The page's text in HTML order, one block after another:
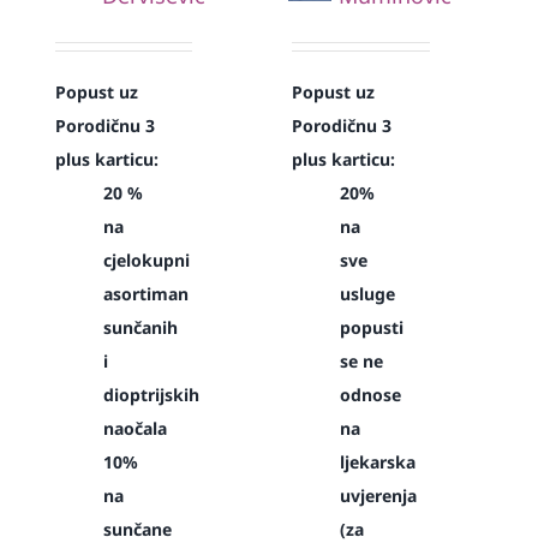
Popust uz
Porodičnu 3
plus karticu:
20 %
na
cjelokupni
asortiman
sunčanih
i
dioptrijskih
naočala
10%
na
sunčane
Popust uz
Porodičnu 3
plus karticu:
20%
na
sve
usluge
popusti
se ne
odnose
na
ljekarska
uvjerenja
(za